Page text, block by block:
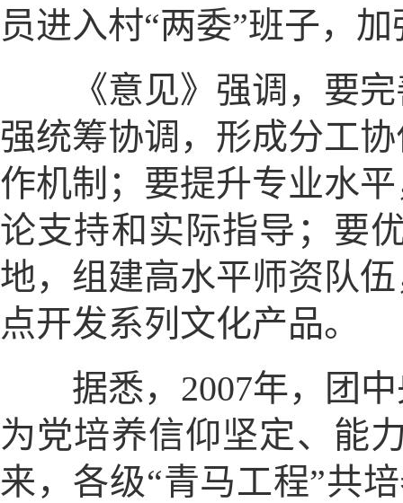
员进入村“两委”班子，
《意见》强调，要完
强统筹协调，形成分工
作机制；要提升专业水
论支持和实际指导；要
地，组建高水平师资队
点开发系列文化产品。
据悉，2007年，团中
为党培养信仰坚定、能
来，各级“青马工程”共